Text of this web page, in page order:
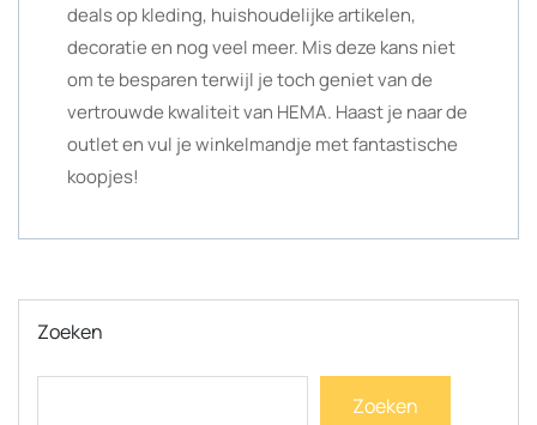
deals op kleding, huishoudelijke artikelen,
decoratie en nog veel meer. Mis deze kans niet
om te besparen terwijl je toch geniet van de
vertrouwde kwaliteit van HEMA. Haast je naar de
outlet en vul je winkelmandje met fantastische
koopjes!
Zoeken
Zoeken